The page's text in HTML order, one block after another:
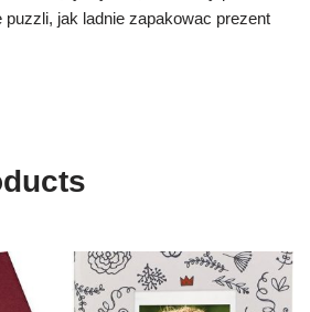
puzzli, jak ladnie zapakowac prezent